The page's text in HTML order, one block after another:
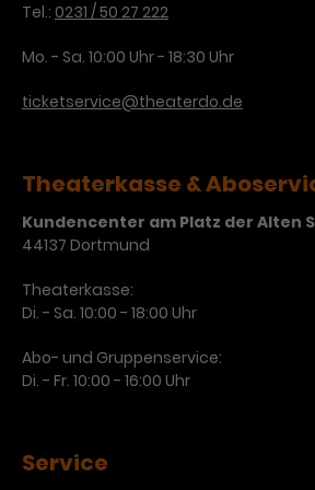
verschiedene
Tel.: 0231 / 50 27 222
Mo. - Sa. 10:00 Uhr - 18:30 Uhr
ticketservice@theaterdo.de
Theaterkasse &
Kundencenter am Platz der Alten
44137 Dortmund
Theaterkasse:
Di. - Sa. 10:00 - 18:00 Uhr
Abo- und Gruppenservice:
Di. - Fr. 10:00 - 16:00 Uhr
Service